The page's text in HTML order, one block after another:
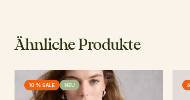
Ähnliche Produkte
10 % SALE NEU